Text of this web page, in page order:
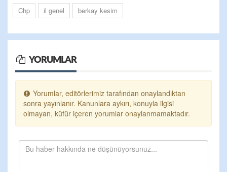
Chp il genel berkay kesim
YORUMLAR
Yorumlar, editörlerimiz tarafından onaylandıktan
sonra yayınlanır. Kanunlara aykırı, konuyla ilgisi
olmayan, küfür içeren yorumlar onaylanmamaktadır.